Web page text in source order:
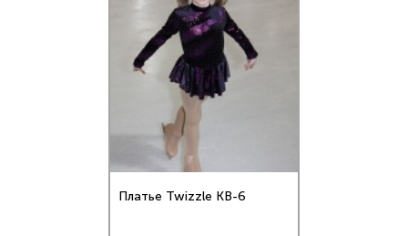
Платье Twizzle КВ-6